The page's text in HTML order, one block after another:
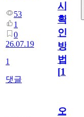
53
1
0
26.07.19
1
댓글
시
확
인
방
법
[1]
오